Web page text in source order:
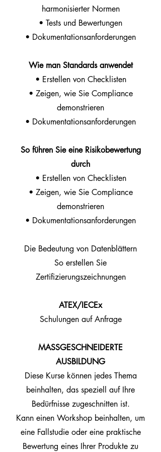
harmonisierter Normen
• Tests und Bewertungen
• Dokumentationsanforderungen
Wie man Standards anwendet
• Erstellen von Checklisten
• Zeigen, wie Sie Compliance
demonstrieren
• Dokumentationsanforderungen
So führen Sie eine Risikobewertung
durch
• Erstellen von Checklisten
• Zeigen, wie Sie Compliance
demonstrieren
• Dokumentationsanforderungen
Die Bedeutung von Datenblättern
So erstellen Sie
Zertifizierungszeichnungen
ATEX/IECEx
Schulungen auf Anfrage
MASSGESCHNEIDERTE
AUSBILDUNG
Diese Kurse können jedes Thema
beinhalten, das speziell auf Ihre
Bedürfnisse zugeschnitten ist.
Kann einen Workshop beinhalten, um
eine Fallstudie oder eine praktische
Bewertung eines Ihrer Produkte zu